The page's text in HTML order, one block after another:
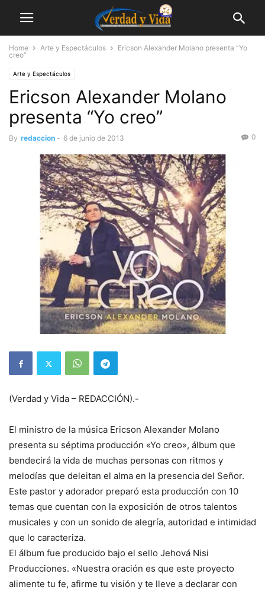
Home Arte y Espectáculos
Ericson Alexander Molano presenta “Yo
creo”
Arte y Espectáculos
Ericson Alexander Molano
presenta “Yo creo”
By redaccion - 6 de junio de 2013 0
(Verdad y Vida – REDACCIÓN).-
El ministro de la música Ericson Alexander Molano
presenta su séptima producción «Yo creo», álbum que
bendecirá la vida de muchas personas con ritmos y
melodías que deleitan el alma en la presencia del Señor.
Este pastor y adorador preparó esta producción con 10
temas que cuentan con la exposición de otros talentos
musicales y con un sonido de alegría, autoridad e intimidad
que lo caracteriza.
El álbum fue producido bajo el sello Jehová Nisi
Producciones. «Nuestra oración es que este proyecto
alimente tu fe, afirme tu visión y te lleve a declarar con